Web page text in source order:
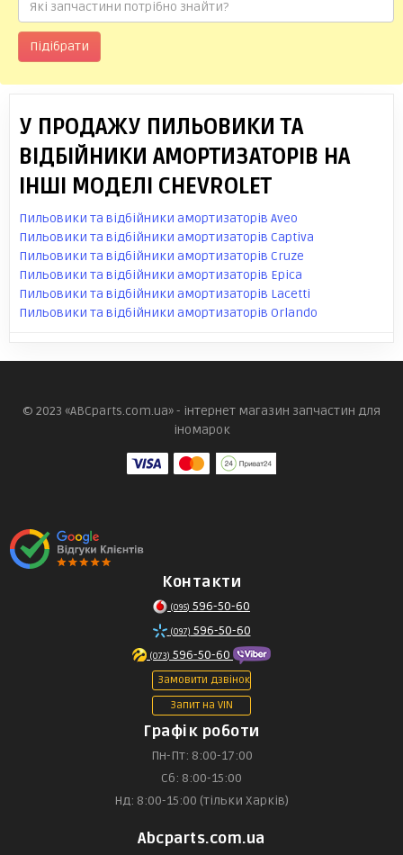
Підібрати
У ПРОДАЖУ ПИЛЬОВИКИ ТА
ВІДБІЙНИКИ АМОРТИЗАТОРІВ НА
ІНШІ МОДЕЛІ CHEVROLET
Пильовики та відбійники амортизаторів Aveo
Пильовики та відбійники амортизаторів Captiva
Пильовики та відбійники амортизаторів Cruze
Пильовики та відбійники амортизаторів Epica
Пильовики та відбійники амортизаторів Lacetti
Пильовики та відбійники амортизаторів Orlando
© 2023 «ABCparts.com.ua» - інтернет магазин запчастин для
іномарок
Контакти
(095) 596-50-60
(097) 596-50-60
(073) 596-50-60
Замовити дзвінок
Запит на VIN
Графік роботи
Пн-Пт: 8:00-17:00
Сб: 8:00-15:00
Нд: 8:00-15:00 (тільки Харків)
Abcparts.com.ua